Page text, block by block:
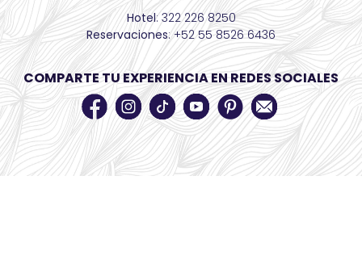
Paquete
Hotel
+
Avión
Restaurantes
Y
Bares
Actividades
Hotel: 322 226 8250
Reservaciones: +52 55 8526 6436
COMPARTE TU EXPERIENCIA EN REDES SOCIALES